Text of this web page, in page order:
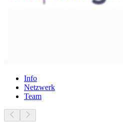
Info
Netzwerk
Team